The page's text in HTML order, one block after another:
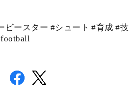
ビースター #シュート #育成 #技